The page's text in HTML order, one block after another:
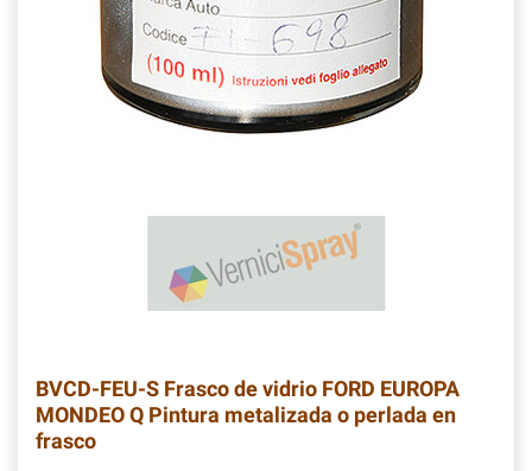
BVCD-FEU-S Frasco de vidrio FORD EUROPA
MONDEO Q Pintura metalizada o perlada en
frasco